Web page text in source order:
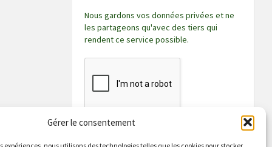
Gérer le consentement
Nous gardons vos données privées et ne
les partageons qu'avec des tiers qui
rendent ce service possible.